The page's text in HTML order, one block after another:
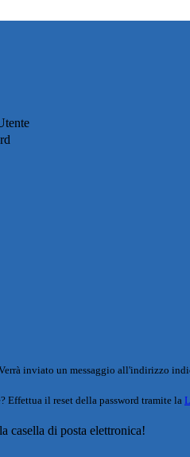
inviato un messaggio all'indirizzo
Effettua il reset della password tramite la
casella di posta elettronica!